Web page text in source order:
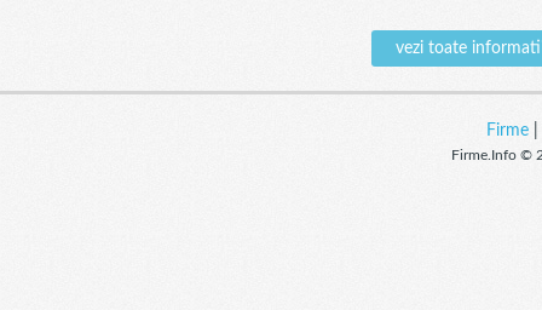
vezi toate
Firme|
Firme.Info ©